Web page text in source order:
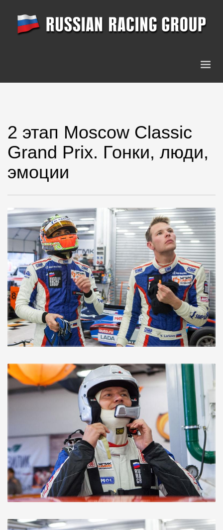
2 этап Moscow Classic
Grand Prix. Гонки, люди,
эмоции